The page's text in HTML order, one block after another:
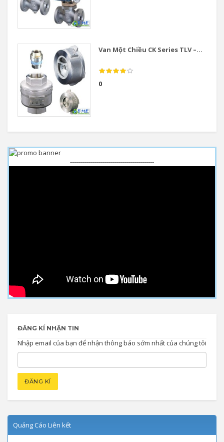
Van Một Chiều CK Series TLV –...
0
------------------------------------------
ĐĂNG KÍ NHẬN TIN
Nhập email của bạn để nhận thông báo sớm nhất của chúng tôi
Quảng Cáo Liên kết